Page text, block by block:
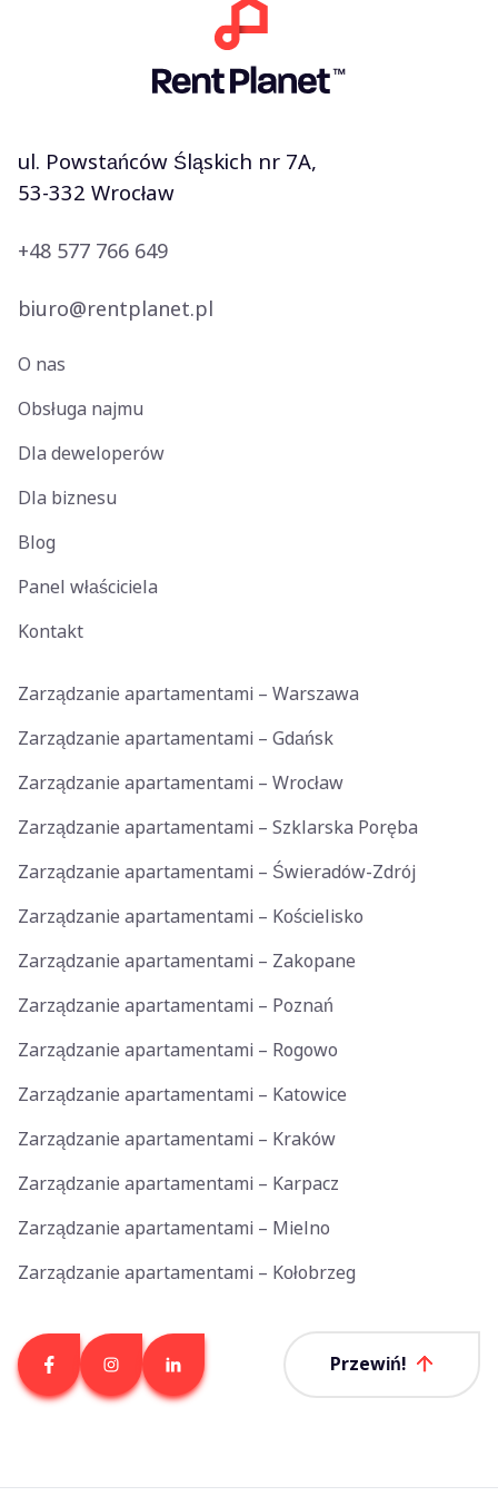
mieszkania, oczekiwanym zyskom
oraz poziomowi zaangażowania właściciela.
ul. Powstańców Śląskich nr 7A,
53-332 Wrocław
+48 577 766 649
biuro@rentplanet.pl
O nas
Obsługa najmu
Dla deweloperów
Dla biznesu
Blog
Panel właściciela
Kontakt
Zarządzanie apartamentami – Warszawa
Zarządzanie apartamentami – Gdańsk
Zarządzanie apartamentami – Wrocław
Zarządzanie apartamentami – Szklarska Poręba
Zarządzanie apartamentami – Świeradów-Zdrój
Zarządzanie apartamentami – Kościelisko
Zarządzanie apartamentami – Zakopane
Zarządzanie apartamentami – Poznań
Zarządzanie apartamentami – Rogowo
Zarządzanie apartamentami – Katowice
Zarządzanie apartamentami – Kraków
Zarządzanie apartamentami – Karpacz
Zarządzanie apartamentami – Mielno
Zarządzanie apartamentami – Kołobrzeg
Przewiń!